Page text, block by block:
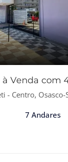
Venda com
- Centro, Osasco-
7 Andares